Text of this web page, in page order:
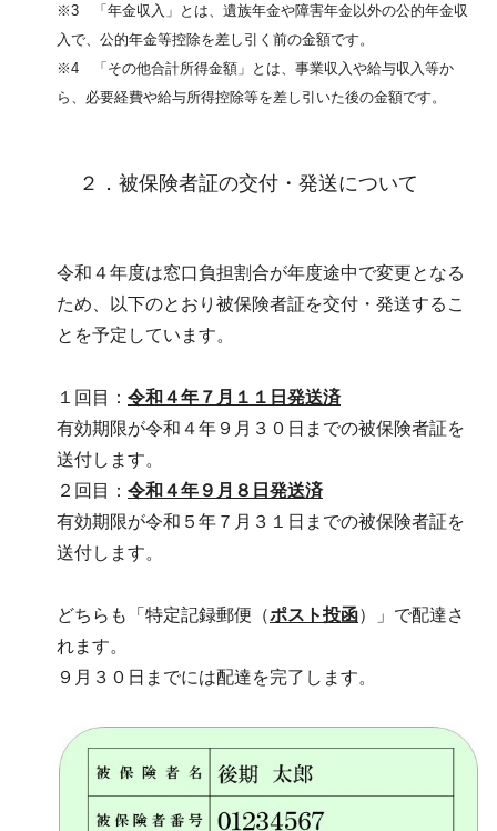
※3 「年金収入」とは、遺族年金や障害年金以外の公的年金収
入で、公的年金等控除を差し引く前の金額です。
※4 「その他合計所得金額」とは、事業収入や給与収入等か
ら、必要経費や給与所得控除等を差し引いた後の金額です。
２．被保険者証の交付・発送について
令和４年度は窓口負担割合が年度途中で変更となる
ため、以下のとおり被保険者証を交付・発送するこ
とを予定しています。
１回目： 令和４年７月１１日発送済
有効期限が令和４年９月３０日までの被保険者証を
送付します。
２回目： 令和４年９月８日発送済
有効期限が令和５年７月３１日までの被保険者証を
送付します。
どちらも「特定記録郵便（ポスト投函）」で配達さ
れます。
９月３０日までには配達を完了します。